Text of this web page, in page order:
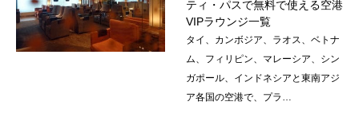
ティ・パスで無料で使える空港
VIPラウンジ一覧
タイ、カンボジア、ラオス、ベトナ
ム、フィリピン、マレーシア、シン
ガポール、インドネシアと東南アジ
ア各国の空港で、プラ…